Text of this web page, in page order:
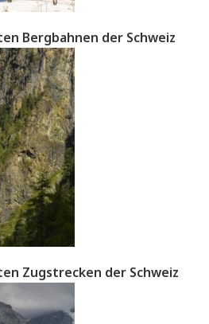
Bergbahnen der Schweiz
Zugstrecken der Schweiz